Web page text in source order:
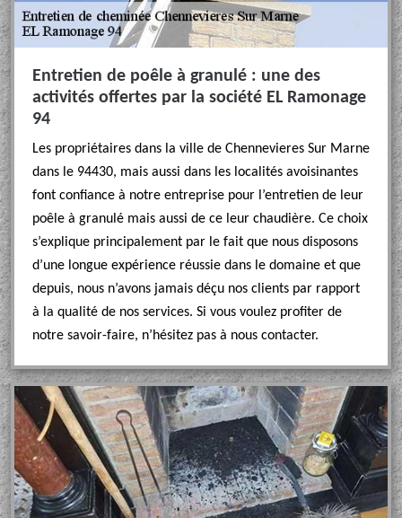
Entretien de poêle à granulé : une des
activités offertes par la société EL Ramonage
94
Les propriétaires dans la ville de Chennevieres Sur Marne
dans le 94430, mais aussi dans les localités avoisinantes
font confiance à notre entreprise pour l’entretien de leur
poêle à granulé mais aussi de ce leur chaudière. Ce choix
s’explique principalement par le fait que nous disposons
d’une longue expérience réussie dans le domaine et que
depuis, nous n’avons jamais déçu nos clients par rapport
à la qualité de nos services. Si vous voulez profiter de
notre savoir-faire, n’hésitez pas à nous contacter.